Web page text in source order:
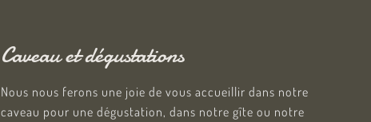
Caveau et dégustations
Nous nous ferons une joie de vous accueillir dans notre
caveau pour une dégustation, dans notre gîte ou notre